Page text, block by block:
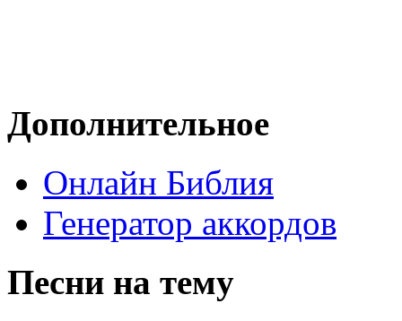
Дополнительное
Онлайн Библия
Генератор аккордов
Песни на тему